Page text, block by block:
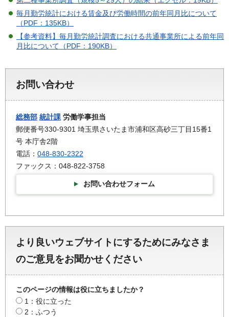
毎月勤労統計における賃金及び労働時間の前年同月比について
（PDF：135KB）
【参考資料】毎月勤労統計調査における共通事業所による前年同
月比について（PDF：190KB）
お問い合わせ
総務部 統計課 労働学事担当
郵便番号330-9301 埼玉県さいたま市浦和区高砂三丁目15番1
号 本庁舎2階
電話： 048-830-2322
ファックス：048-822-3758
お問い合わせフォーム
より良いウェブサイトにするためにみなさま
のご意見をお聞かせください
このページの情報は役に立ちましたか？
1：役に立った
2：ふつう